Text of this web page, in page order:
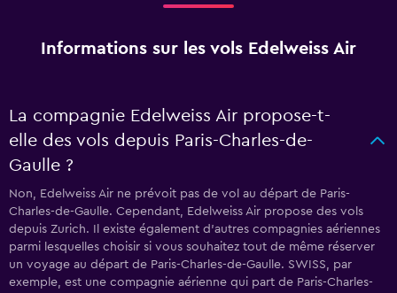
Informations sur les vols Edelweiss Air
La compagnie Edelweiss Air propose-t-
elle des vols depuis Paris-Charles-de-
Gaulle ?
Non, Edelweiss Air ne prévoit pas de vol au départ de Paris-
Charles-de-Gaulle. Cependant, Edelweiss Air propose des vols
depuis Zurich. Il existe également d'autres compagnies aériennes
parmi lesquelles choisir si vous souhaitez tout de même réserver
un voyage au départ de Paris-Charles-de-Gaulle. SWISS, par
exemple, est une compagnie aérienne qui part de Paris-Charles-